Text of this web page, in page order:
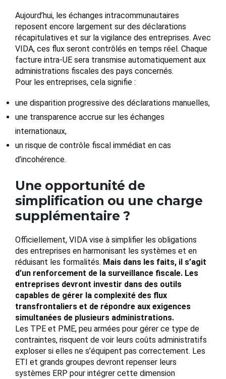
Aujourd’hui, les échanges intracommunautaires
reposent encore largement sur des déclarations
récapitulatives et sur la vigilance des entreprises. Avec
VIDA, ces flux seront contrôlés en temps réel. Chaque
facture intra-UE sera transmise automatiquement aux
administrations fiscales des pays concernés.
Pour les entreprises, cela signifie :
une disparition progressive des déclarations manuelles,
une transparence accrue sur les échanges
internationaux,
un risque de contrôle fiscal immédiat en cas
d’incohérence.
Une opportunité de
simplification ou une charge
supplémentaire ?
Officiellement, VIDA vise à simplifier les obligations
des entreprises en harmonisant les systèmes et en
réduisant les formalités. Mais dans les faits, il s’agit
d’un renforcement de la surveillance fiscale. Les
entreprises devront investir dans des outils
capables de gérer la complexité des flux
transfrontaliers et de répondre aux exigences
simultanées de plusieurs administrations.
Les TPE et PME, peu armées pour gérer ce type de
contraintes, risquent de voir leurs coûts administratifs
exploser si elles ne s’équipent pas correctement. Les
ETI et grands groupes devront repenser leurs
systèmes ERP pour intégrer cette dimension